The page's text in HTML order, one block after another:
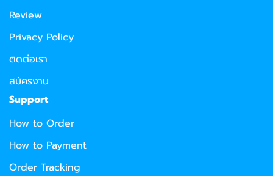
Review
Privacy Policy
ติดต่อเรา
สมัครงาน
Support
How to Order
How to Payment
Order Tracking